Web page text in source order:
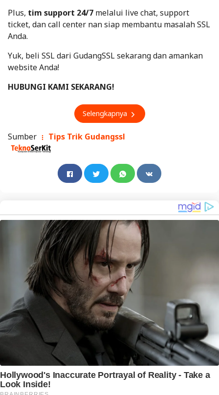
Plus, tim support 24/7 melalui live chat, support
ticket, dan call center nan siap membantu masalah SSL
Anda.
Yuk, beli SSL dari GudangSSL sekarang dan amankan
website Anda!
HUBUNGI KAMI SEKARANG!
Selengkapnya
Sumber Tips Trik Gudangssl